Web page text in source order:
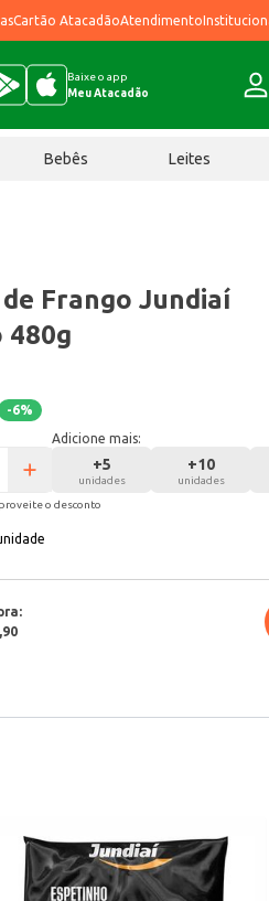
Cartão AtacadãoAtendimento
Baixe o app
Meu Atacadão
Bebês Leites
Frango Jundiaí
480g
-6%
Adicione mais:
+5
unidades
+10
unidades
o desconto